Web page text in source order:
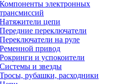
Компоненты электронных
трансмиссий
Натяжители цепи
Передние переключатели
Переключатели на руле
Ременной привод
Рокринги и успокоители
Системы и звезды
Тросы, рубашки, расходники